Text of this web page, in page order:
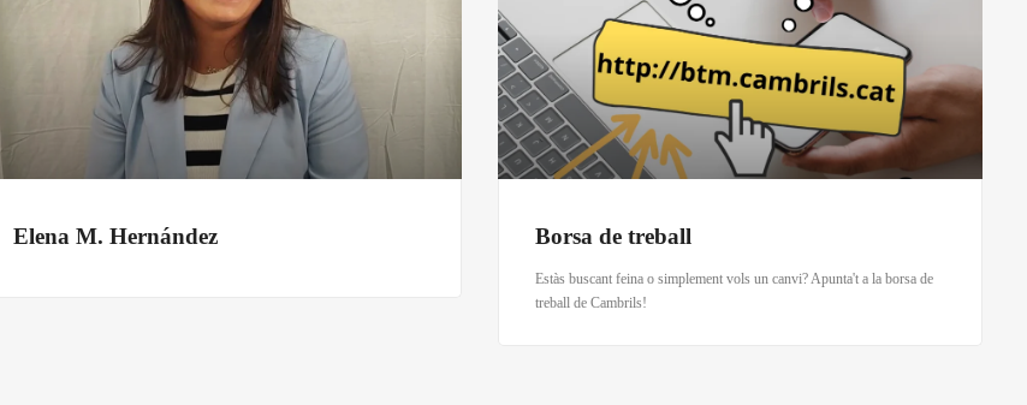
Elena M. Hernández Borsa de treball
Estàs buscant feina o simplement vols un canvi? Apunta't a la borsa de
treball de Cambrils!